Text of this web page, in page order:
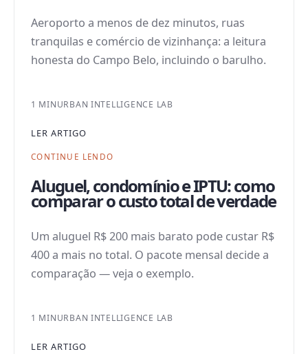
Aeroporto a menos de dez minutos, ruas
tranquilas e comércio de vizinhança: a leitura
honesta do Campo Belo, incluindo o barulho.
1 MINURBAN INTELLIGENCE LAB
LER ARTIGO
CONTINUE LENDO
Aluguel, condomínio e IPTU: como
comparar o custo total de verdade
Um aluguel R$ 200 mais barato pode custar R$
400 a mais no total. O pacote mensal decide a
comparação — veja o exemplo.
1 MINURBAN INTELLIGENCE LAB
LER ARTIGO